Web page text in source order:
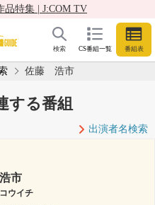
品特集 | J:COM TV
CS番組一覧 番組表
検索
佐藤 浩市
る番組
出演者名検索
市
ウイチ